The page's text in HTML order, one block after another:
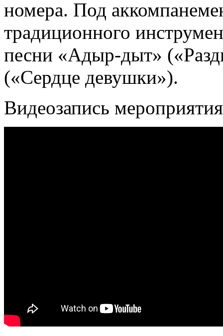
номера. Под
традиционного
песни «Адыр-дыт»
(«Сердце девушки»).
Видеозапись